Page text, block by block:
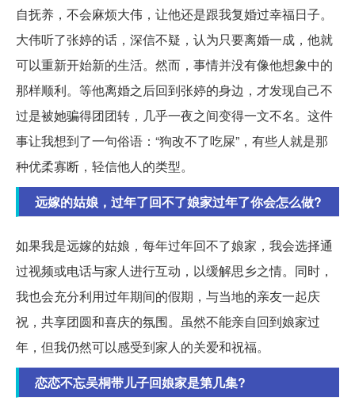
自抚养，不会麻烦大伟，让他还是跟我复婚过幸福日子。
大伟听了张婷的话，深信不疑，认为只要离婚一成，他就
可以重新开始新的生活。然而，事情并没有像他想象中的
那样顺利。等他离婚之后回到张婷的身边，才发现自己不
过是被她骗得团团转，几乎一夜之间变得一文不名。这件
事让我想到了一句俗语：“狗改不了吃屎”，有些人就是那
种优柔寡断，轻信他人的类型。
远嫁的姑娘，过年了回不了娘家过年了你会怎么做?
如果我是远嫁的姑娘，每年过年回不了娘家，我会选择通
过视频或电话与家人进行互动，以缓解思乡之情。同时，
我也会充分利用过年期间的假期，与当地的亲友一起庆
祝，共享团圆和喜庆的氛围。虽然不能亲自回到娘家过
年，但我仍然可以感受到家人的关爱和祝福。
恋恋不忘吴桐带儿子回娘家是第几集?